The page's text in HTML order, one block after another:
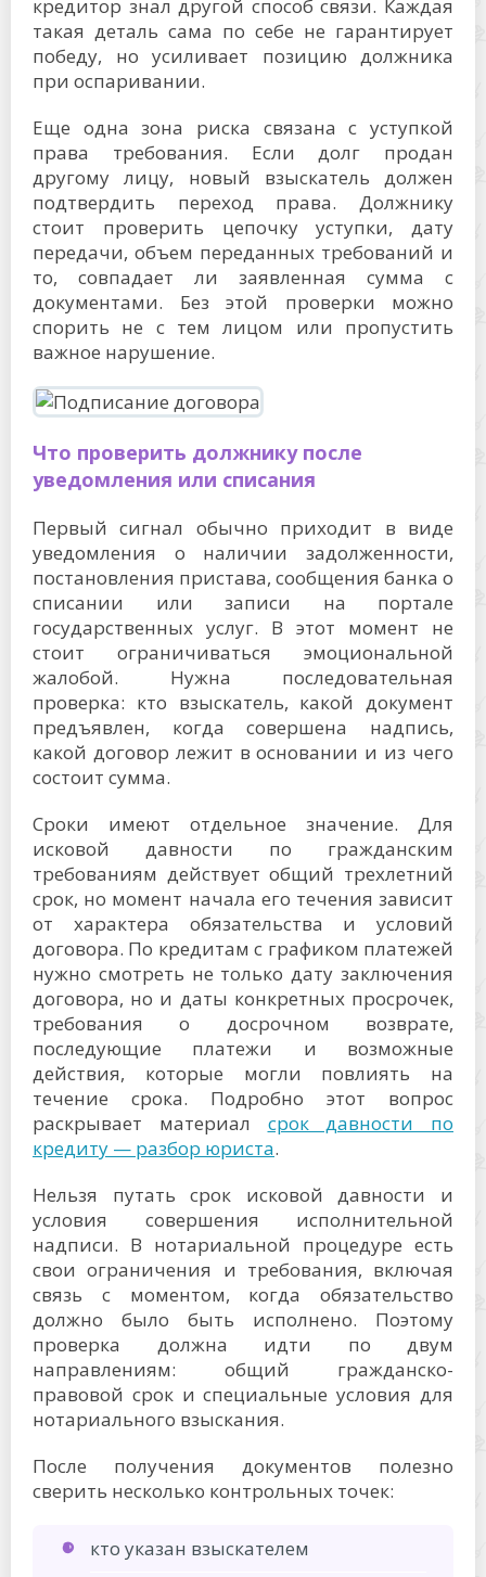
кредитор знал другой способ связи. Каждая
такая деталь сама по себе не гарантирует
победу, но усиливает позицию должника
при оспаривании.
Еще одна зона риска связана с уступкой
права требования. Если долг продан
другому лицу, новый взыскатель должен
подтвердить переход права. Должнику
стоит проверить цепочку уступки, дату
передачи, объем переданных требований и
то, совпадает ли заявленная сумма с
документами. Без этой проверки можно
спорить не с тем лицом или пропустить
важное нарушение.
Что проверить должнику после
уведомления или списания
Первый сигнал обычно приходит в виде
уведомления о наличии задолженности,
постановления пристава, сообщения банка о
списании или записи на портале
государственных услуг. В этот момент не
стоит ограничиваться эмоциональной
жалобой. Нужна последовательная
проверка: кто взыскатель, какой документ
предъявлен, когда совершена надпись,
какой договор лежит в основании и из чего
состоит сумма.
Сроки имеют отдельное значение. Для
исковой давности по гражданским
требованиям действует общий трехлетний
срок, но момент начала его течения зависит
от характера обязательства и условий
договора. По кредитам с графиком платежей
нужно смотреть не только дату заключения
договора, но и даты конкретных просрочек,
требования о досрочном возврате,
последующие платежи и возможные
действия, которые могли повлиять на
течение срока. Подробно этот вопрос
раскрывает материал срок давности по
кредиту — разбор юриста.
Нельзя путать срок исковой давности и
условия совершения исполнительной
надписи. В нотариальной процедуре есть
свои ограничения и требования, включая
связь с моментом, когда обязательство
должно было быть исполнено. Поэтому
проверка должна идти по двум
направлениям: общий гражданско-
правовой срок и специальные условия для
нотариального взыскания.
После получения документов полезно
сверить несколько контрольных точек:
кто указан взыскателем